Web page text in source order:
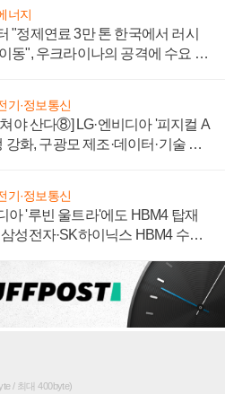
너지
"정제연료 3만 톤 한국에서 러시
동", 우크라이나의 공격에 수요 늘
기·정보통신
야 산다⑧] LG·엔비디아 '피지컬 A
강화, 구광모 제조·데이터·기술 결
기·정보통신
아 '루빈 울트라'에도 HBM4 탑재
성전자·SK하이닉스 HBM4 수율
/ 최대 400byte)